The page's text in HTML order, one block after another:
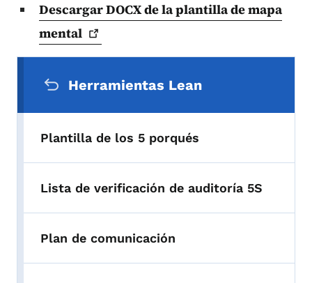
Descargar DOCX de la plantilla de mapa
mental
Herramientas Lean
Plantilla de los 5 porqués
Lista de verificación de auditoría 5S
Plan de comunicación